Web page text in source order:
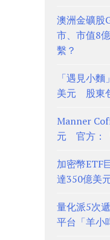
澳洲金礦股
市、市值8
繫？
「遇見小
美元 股東
Manner
元 官方：
加密幣ETF
達350億美
量化派5次
平台「羊